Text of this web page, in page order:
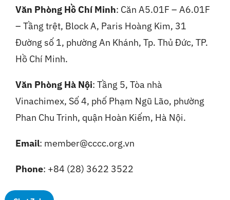
Văn Phòng Hồ Chí Minh: Căn A5.01F – A6.01F
– Tầng trệt, Block A, Paris Hoàng Kim, 31
Đường số 1, phường An Khánh, Tp. Thủ Đức, TP.
Hồ Chí Minh.
Văn Phòng Hà Nội: Tầng 5, Tòa nhà
Vinachimex, Số 4, phố Phạm Ngũ Lão, phường
Phan Chu Trinh, quận Hoàn Kiếm, Hà Nội.
Email: member@cccc.org.vn
Phone: +84 (28) 3622 3522